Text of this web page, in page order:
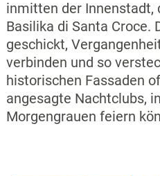
inmitten der Innenstadt,
Basilika di Santa Croce.
geschickt,
verbinden und so
historischen Fassaden
angesagte Nachtclubs,
Morgengrauen feiern